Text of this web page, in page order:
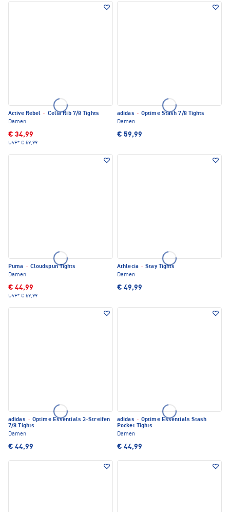
Active Rebel · Celia Rib 7/8 Tights
Damen
€ 34,99
UVP* € 59,99
adidas · Optime Stash 7/8 Tights
Damen
€ 59,99
Puma · Cloudspun Tights
Damen
€ 44,99
UVP* € 59,99
Athlecia · Stay Tights
Damen
€ 49,99
adidas · Optime Essentials 3-Streifen
7/8 Tights
Damen
€ 44,99
adidas · Optime Essentials Stash
Pocket Tights
Damen
€ 44,99